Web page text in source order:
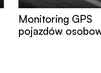
Monitoring GPS
pojazdów